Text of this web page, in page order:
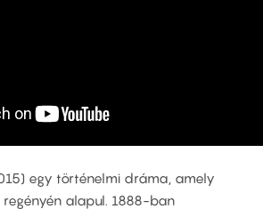
egy történelmi dráma, amely
regényén alapul. 1888-ban